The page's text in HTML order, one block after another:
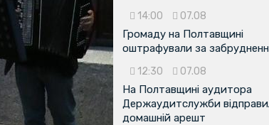
14:00 07.08
Громаду на Полтавщині
оштрафували за
12:30 07.08
На Полтавщині аудитора
Держаудитслужби
домашній арешт